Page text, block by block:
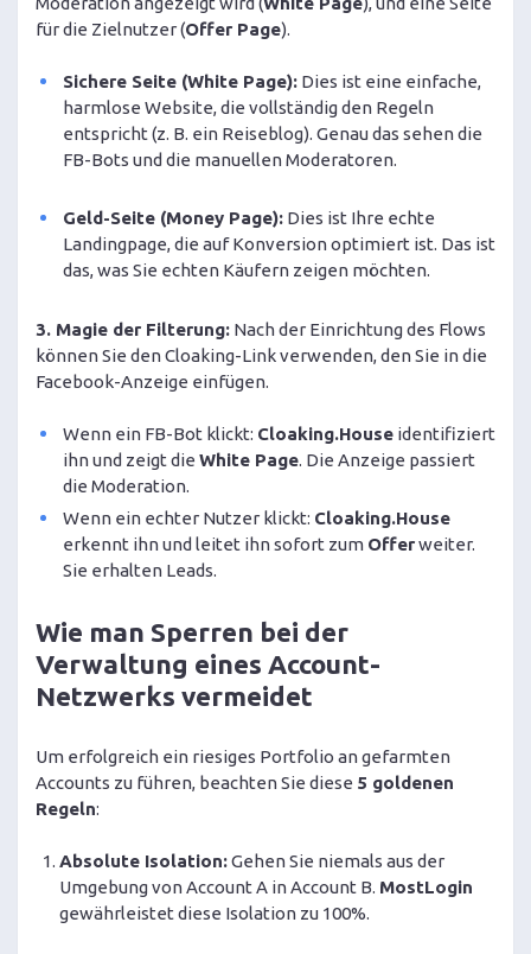
für die Zielnutzer (Offer Page).
Sichere Seite (White Page):Dies ist eine einfache,
harmlose Website, die vollständig den Regeln
entspricht (z. B. ein Reiseblog). Genau das sehen die
FB-Bots und die manuellen Moderatoren.
Geld-Seite (Money Page):Dies ist Ihre echte
Landingpage, die auf Konversion optimiert ist. Das ist
das, was Sie echten Käufern zeigen möchten.
3. Magie der Filterung: Nach der Einrichtung des Flows
können Sie den Cloaking-Link verwenden, den Sie in die
Facebook-Anzeige einfügen.
Wenn ein FB-Bot klickt: Cloaking.Houseidentifiziert
ihn und zeigt die White Page. Die Anzeige passiert
die Moderation.
Wenn ein echter Nutzer klickt: Cloaking.House
erkennt ihn und leitet ihn sofort zum Offerweiter.
Sie erhalten Leads.
Wie man Sperren bei der
Verwaltung eines Account-
Netzwerks vermeidet
Um erfolgreich ein riesiges Portfolio an gefarmten
Accounts zu führen, beachten Sie diese 5 goldenen
Regeln:
Absolute Isolation:Gehen Sie niemals aus der
Umgebung von Account A in Account B. MostLogin
gewährleistet diese Isolation zu 100%.